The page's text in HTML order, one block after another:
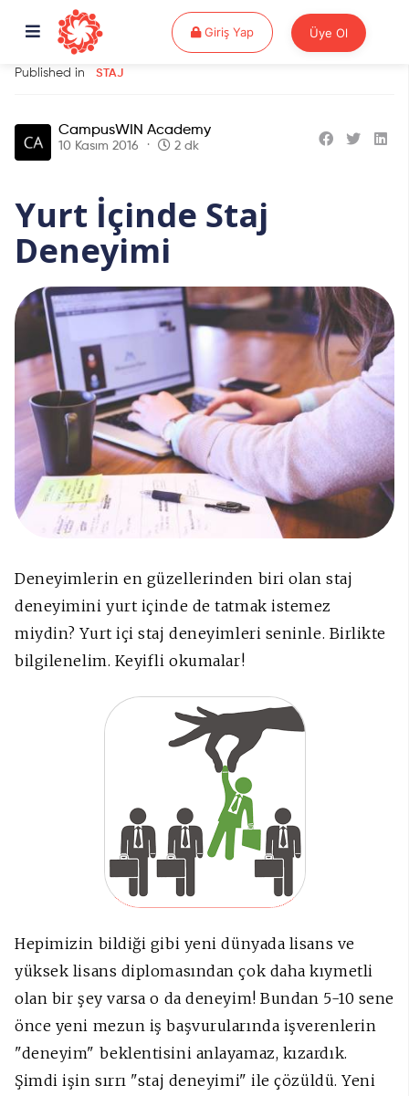
Giriş YapGiriş Yap Üye Ol
Published in STAJ
CampusWIN Academy
10 Kasım 2016 2 dk
Yurt İçinde Staj
Deneyimi
Deneyimlerin en güzellerinden biri olan staj
deneyimini yurt içinde de tatmak istemez
miydin? Yurt içi staj deneyimleri seninle. Birlikte
bilgilenelim. Keyifli okumalar!
Hepimizin bildiği gibi yeni dünyada lisans ve
yüksek lisans diplomasından çok daha kıymetli
olan bir şey varsa o da deneyim! Bundan 5-10 sene
önce yeni mezun iş başvurularında işverenlerin
"deneyim" beklentisini anlayamaz, kızardık.
Şimdi işin sırrı "staj deneyimi" ile çözüldü. Yeni